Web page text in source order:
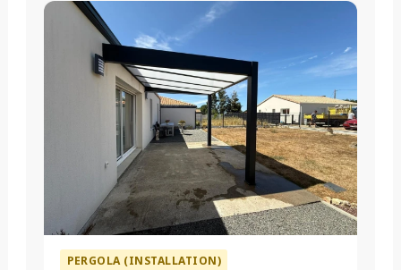
PERGOLA (INSTALLATION)